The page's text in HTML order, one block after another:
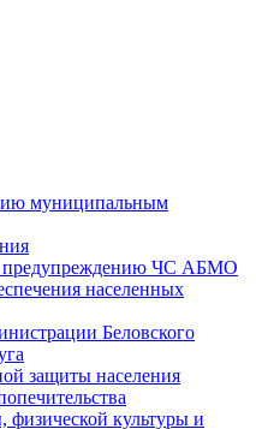
муниципальным
предупреждению ЧС АБМО
населенных
Беловского
защиты населения
физической культуры и